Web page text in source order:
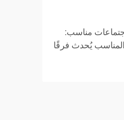
مناسب:
يُحدث فرقًا
أنها لا